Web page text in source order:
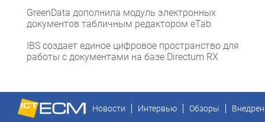
GreenData дополнила модуль электронных
документов табличным редактором eTab
IBS создает единое цифровое пространство для
работы с документами на базе Directum RX
Новости Интервью Обзоры